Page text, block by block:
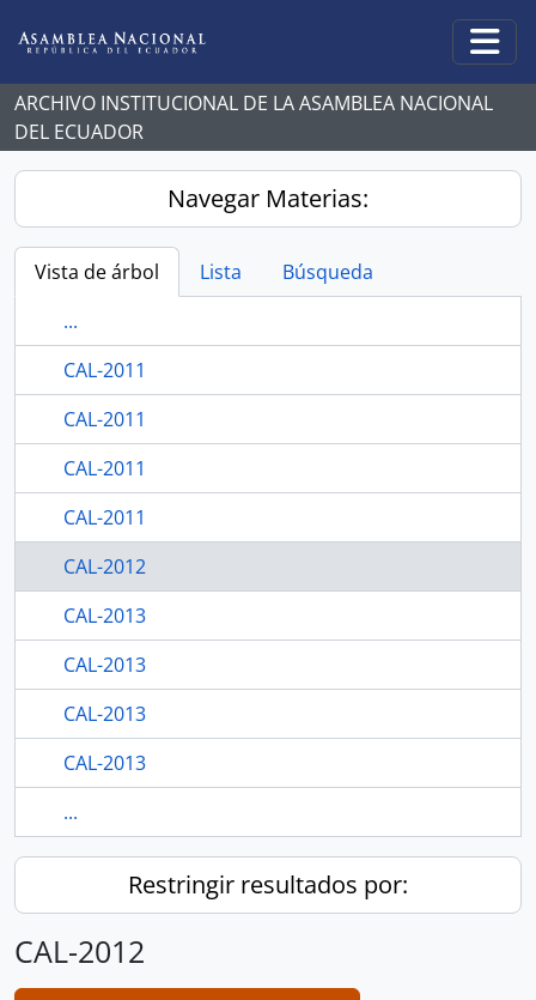
ARCHIVO INSTITUCIONAL DE LA ASAMBLEA NACIONAL
DEL ECUADOR
Navegar Materias:
Vista de árbol Lista
Búsqueda
...
CAL-2011
CAL-2011
CAL-2011
CAL-2011
CAL-2012
CAL-2013
CAL-2013
CAL-2013
CAL-2013
...
Restringir resultados por:
CAL-2012